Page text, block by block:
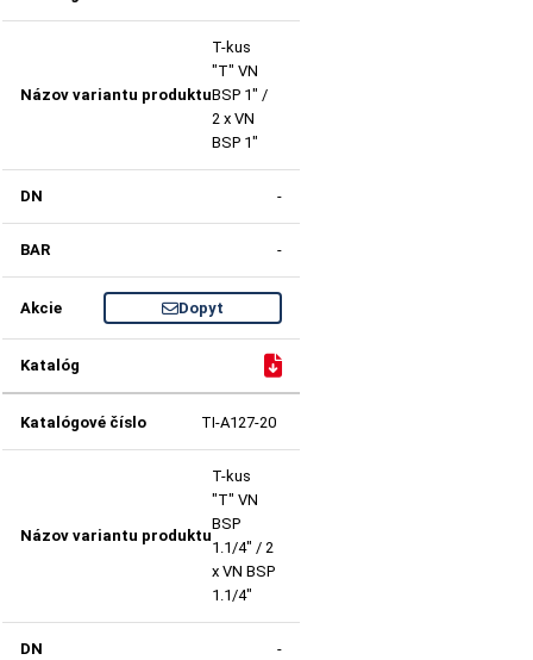
T-kus
"T" VN
BSP 1" /
2 x VN
BSP 1"
-
-
Dopyt
TI-A127-20
T-kus
"T" VN
BSP
1.1/4" / 2
x VN BSP
1.1/4"
-